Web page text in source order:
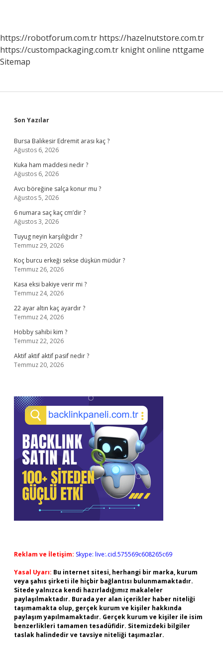
https://robotforum.com.tr https://hazelnutstore.com.tr
https://custompackaging.com.tr knight online nttgame
Sitemap
Sidebar
Son Yazılar
Bursa Balıkesir Edremit arası kaç ?
Ağustos 6, 2026
Kuka ham maddesi nedir ?
Ağustos 6, 2026
Avcı böreğine salça konur mu ?
Ağustos 5, 2026
6 numara saç kaç cm’dir ?
Ağustos 3, 2026
Tuyug neyin karşılığıdır ?
Temmuz 29, 2026
Koç burcu erkeği sekse düşkün müdür ?
Temmuz 26, 2026
Kasa eksi bakiye verir mi ?
Temmuz 24, 2026
22 ayar altın kaç ayardır ?
Temmuz 24, 2026
Hobby sahibi kim ?
Temmuz 22, 2026
Aktif aktif aktif pasif nedir ?
Temmuz 20, 2026
Reklam ve İletişim: Skype: live:.cid.575569c608265c69
Yasal Uyarı: Bu internet sitesi, herhangi bir marka, kurum
veya şahıs şirketi ile hiçbir bağlantısı bulunmamaktadır.
Sitede yalnızca kendi hazırladığımız makaleler
paylaşılmaktadır. Burada yer alan içerikler haber niteliği
taşımamakta olup, gerçek kurum ve kişiler hakkında
paylaşım yapılmamaktadır. Gerçek kurum ve kişiler ile isim
benzerlikleri tamamen tesadüfidir. Sitemizdeki bilgiler
taslak halindedir ve tavsiye niteliği taşımazlar.